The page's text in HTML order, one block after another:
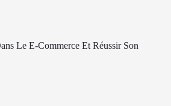
Le E-Commerce Et Réussir Son